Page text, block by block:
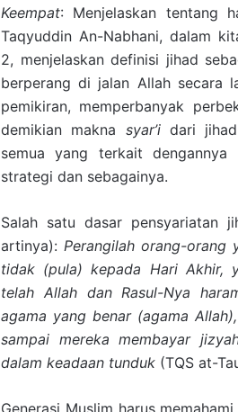
Keempat: Menjelaskan tentang
Taqyuddin An-Nabhani, dalam
2, menjelaskan definisi jihad
berperang di jalan Allah secara
pemikiran, memperbanyak
demikian makna syar’idari jihad
semua yang terkait dengannya
strategi dan sebagainya.
Salah satu dasar pensyariatan
artinya): Perangilah orang-orang
tidak (pula) kepada Hari Akhir,
telah Allah dan Rasul-Nya
agama yang benar (agama
sampai mereka membayar
dalam keadaan tunduk (TQS at-
Generasi Muslim harus